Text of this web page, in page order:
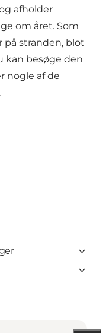
afholder
om året. Som
stranden, blot
kan besøge den
nogle af de